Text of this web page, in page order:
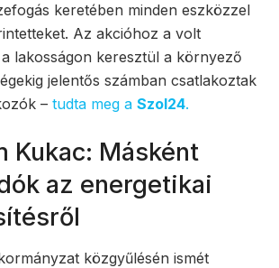
keretében minden eszközzel
Az akcióhoz a volt
lakosságon keresztül a környező
jelentős számban csatlakoztak
– tudta meg a Szol24.
Kukac: Másként
az energetikai
közgyűlésén ismét